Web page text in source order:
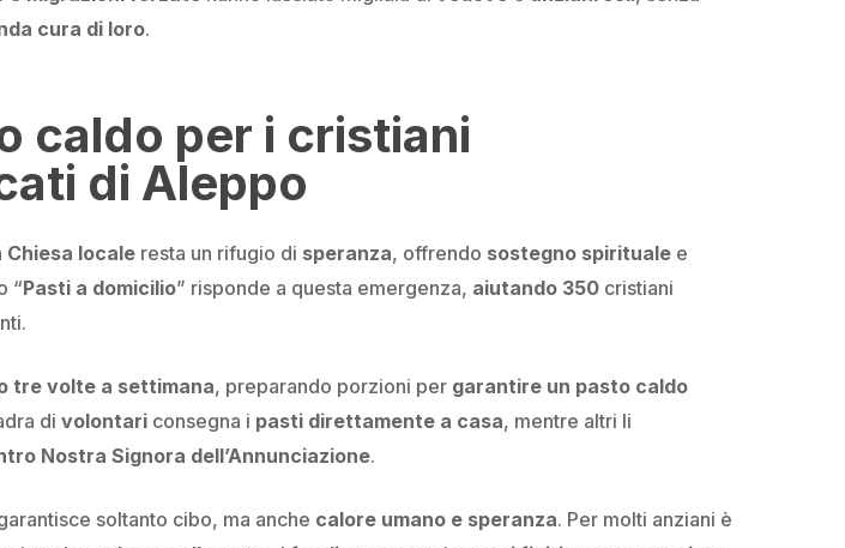
cura di loro.
caldo per i cristiani
di Aleppo
Chiesa locale resta un rifugio di speranza, offrendo sostegno spirituale e
“Pasti a domicilio” risponde a questa emergenza, aiutando 350 cristiani
tre volte a settimana, preparando porzioni per garantire un pasto caldo
divolontari consegna i pasti direttamente a casa, mentre altri li
Nostra Signora dell’Annunciazione.
soltanto cibo, ma anche calore umano e speranza. Per molti anziani è